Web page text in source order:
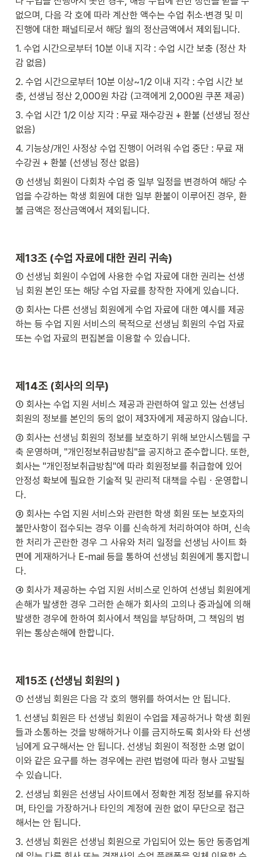
없으며, 다음 각 호에 따라 계산한 액수는 수업 취소∙변경 및 미
진행에 대한 패널티로서 해당 월의 정산금액에서 제외됩니다.
1. 수업 시간으로부터 10분 이내 지각 : 수업 시간 보충 (정산 차
감 없음)
2. 수업 시간으로부터 10분 이상~1/2 이내 지각 : 수업 시간 보
충, 선생님 정산 2,000원 차감 (고객에게 2,000원 쿠폰 제공)
3. 수업 시간 1/2 이상 지각 : 무료 재수강권 + 환불 (선생님 정산
없음)
4. 기능상/개인 사정상 수업 진행이 어려워 수업 중단 : 무료 재
수강권 + 환불 (선생님 정산 없음)
③ 선생님 회원이 다회차 수업 중 일부 일정을 변경하여 해당 수
업을 수강하는 학생 회원에 대한 일부 환불이 이루어진 경우, 환
불 금액은 정산금액에서 제외됩니다.
제13조 (수업 자료에 대한 권리 귀속)
① 선생님 회원이 수업에 사용한 수업 자료에 대한 권리는 선생
님 회원 본인 또는 해당 수업 자료를 창작한 자에게 있습니다.
② 회사는 다른 선생님 회원에게 수업 자료에 대한 예시를 제공
하는 등 수업 지원 서비스의 목적으로 선생님 회원의 수업 자료
또는 수업 자료의 편집본을 이용할 수 있습니다.
제14조 (회사의 의무)
① 회사는 수업 지원 서비스 제공과 관련하여 알고 있는 선생님
회원의 정보를 본인의 동의 없이 제3자에게 제공하지 않습니다.
② 회사는 선생님 회원의 정보를 보호하기 위해 보안시스템을 구
축 운영하며, "개인정보취급방침"을 공지하고 준수합니다. 또한,
회사는 "개인정보취급방침"에 따라 회원정보를 취급함에 있어
안정성 확보에 필요한 기술적 및 관리적 대책을 수립ㆍ운영합니
다.
③ 회사는 수업 지원 서비스와 관련한 학생 회원 또는 보호자의
불만사항이 접수되는 경우 이를 신속하게 처리하여야 하며, 신속
한 처리가 곤란한 경우 그 사유와 처리 일정을 선생님 사이트 화
면에 게재하거나 E-mail 등을 통하여 선생님 회원에게 통지합니
다.
④ 회사가 제공하는 수업 지원 서비스로 인하여 선생님 회원에게
손해가 발생한 경우 그러한 손해가 회사의 고의나 중과실에 의해
발생한 경우에 한하여 회사에서 책임을 부담하며, 그 책임의 범
위는 통상손해에 한합니다.
제15조 (선생님 회원의 )
① 선생님 회원은 다음 각 호의 행위를 하여서는 안 됩니다.
1. 선생님 회원은 타 선생님 회원이 수업을 제공하거나 학생 회원
들과 소통하는 것을 방해하거나 이를 금지하도록 회사와 타 선생
님에게 요구해서는 안 됩니다. 선생님 회원이 적정한 소명 없이
이와 같은 요구를 하는 경우에는 관련 법령에 따라 형사 고발될
수 있습니다.
2. 선생님 회원은 선생님 사이트에서 정확한 계정 정보를 유지하
며, 타인을 가장하거나 타인의 계정에 권한 없이 무단으로 접근
해서는 안 됩니다.
3. 선생님 회원은 선생님 회원으로 가입되어 있는 동안 동종업계